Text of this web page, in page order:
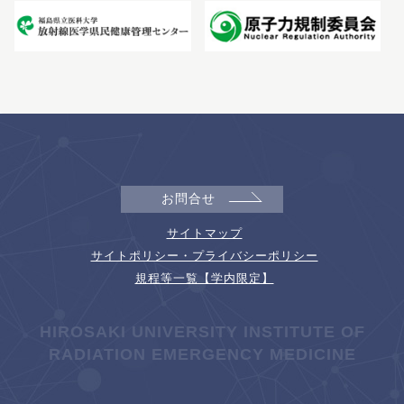
お問合せ
サイトマップ
サイトポリシー・プライバシーポリシー
規程等一覧【学内限定】
HIROSAKI UNIVERSITY INSTITUTE OF
RADIATION EMERGENCY MEDICINE